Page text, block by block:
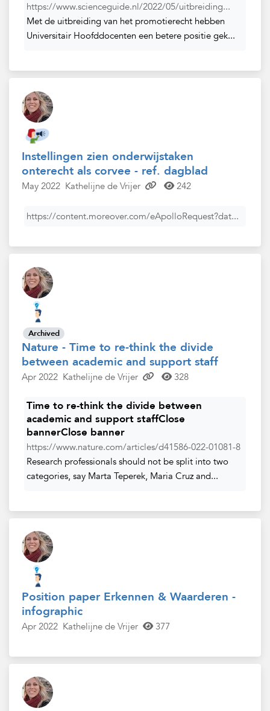
https://www.scienceguide.nl/2022/05/uitbreiding...
Met de uitbreiding van het promotierecht hebben
Universitair Hoofddocenten een betere positie gek...
Instellingen zien onderwijstaken
onterecht als corvee - ref. dagblad
May 2022 Kathelijne de Vrijer 242
https://content.moreover.com/eApolloRequest?dat...
Nature - Time to re-think the divide
between academic and support staff
Archived
Apr 2022 Kathelijne de Vrijer 328
Time to re-think the divide between
academic and support staffClose
bannerClose banner
https://www.nature.com/articles/d41586-022-01081-8
Research professionals should not be split into two
categories, say Marta Teperek, Maria Cruz and...
Position paper Erkennen & Waarderen -
infographic
Apr 2022 Kathelijne de Vrijer 377